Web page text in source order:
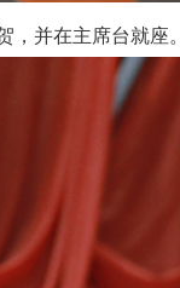
并在主席台就座。